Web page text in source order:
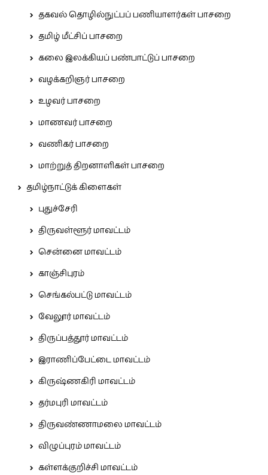
தகவல் தொழில்நுட்பப் பணியாளர்கள் பாசறை
தமிழ் மீட்சிப் பாசறை
கலை இலக்கியப் பண்பாட்டுப் பாசறை
வழக்கறிஞர் பாசறை
உழவர் பாசறை
மாணவர் பாசறை
வணிகர் பாசறை
மாற்றுத் திறனாளிகள் பாசறை
தமிழ்நாட்டுக் கிளைகள்
புதுச்சேரி
திருவள்ளூர் மாவட்டம்
சென்னை மாவட்டம்
காஞ்சிபுரம்
செங்கல்பட்டு மாவட்டம்
வேலூர் மாவட்டம்
திருப்பத்தூர் மாவட்டம்
இராணிப்பேட்டை மாவட்டம்
கிருஷ்ணகிரி மாவட்டம்
தர்மபுரி மாவட்டம்
திருவண்ணாமலை மாவட்டம்
விழுப்புரம் மாவட்டம்
கள்ளக்குறிச்சி மாவட்டம்